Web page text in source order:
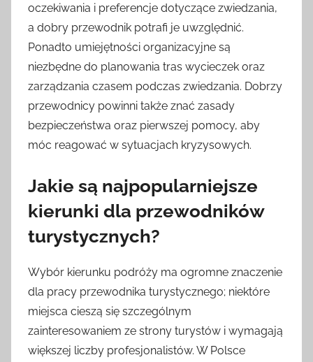
oczekiwania i preferencje dotyczące zwiedzania,
a dobry przewodnik potrafi je uwzględnić.
Ponadto umiejętności organizacyjne są
niezbędne do planowania tras wycieczek oraz
zarządzania czasem podczas zwiedzania. Dobrzy
przewodnicy powinni także znać zasady
bezpieczeństwa oraz pierwszej pomocy, aby
móc reagować w sytuacjach kryzysowych.
Jakie są najpopularniejsze
kierunki dla przewodników
turystycznych?
Wybór kierunku podróży ma ogromne znaczenie
dla pracy przewodnika turystycznego; niektóre
miejsca cieszą się szczególnym
zainteresowaniem ze strony turystów i wymagają
większej liczby profesjonalistów. W Polsce